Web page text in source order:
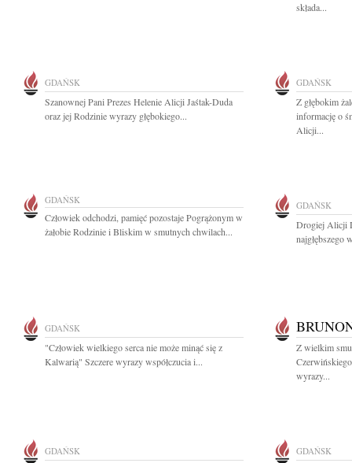
składa...
GDAŃSK
Szanownej Pani Prezes Helenie Alicji Jaśtak-Duda
oraz jej Rodzinie wyrazy głębokiego...
GDAŃSK
Z głębokim
informację o
Alicji...
GDAŃSK
Człowiek odchodzi, pamięć pozostaje Pogrążonym w
żałobie Rodzinie i Bliskim w smutnych chwilach...
GDAŃSK
Drogiej Alicji
najgłębszego
GDAŃSK
"Człowiek wielkiego serca nie może minąć się z
Kalwarią" Szczere wyrazy współczucia i...
Z wielkim
wyrazy...
GDAŃSK GDAŃSK